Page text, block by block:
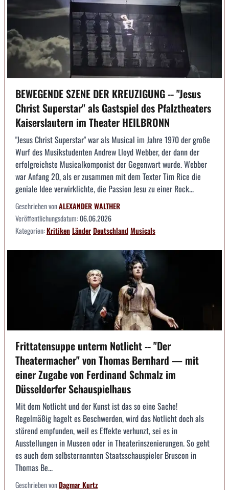
BEWEGENDE SZENE DER KREUZIGUNG -- "Jesus
Christ Superstar" als Gastspiel des Pfalztheaters
Kaiserslautern im Theater HEILBRONN
"Jesus Christ Superstar" war als Musical im Jahre 1970 der große
Wurf des Musikstudenten Andrew Lloyd Webber, der dann der
erfolgreichste Musicalkomponist der Gegenwart wurde. Webber
war Anfang 20, als er zusammen mit dem Texter Tim Rice die
geniale Idee verwirklichte, die Passion Jesu zu einer Rock...
Geschrieben vonALEXANDER WALTHER
Veröffentlichungsdatum:06.06.2026
Kategorien:KritikenLänderDeutschlandMusicals
Frittatensuppe unterm Notlicht -- "Der
Theatermacher" von Thomas Bernhard — mit
einer Zugabe von Ferdinand Schmalz im
Düsseldorfer Schauspielhaus
Mit dem Notlicht und der Kunst ist das so eine Sache!
Regelmäßig hagelt es Beschwerden, wird das Notlicht doch als
störend empfunden, weil es Effekte verhunzt, sei es in
Ausstellungen in Museen oder in Theaterinszenierungen. So geht
es auch dem selbsternannten Staatsschauspieler Bruscon in
Thomas Be...
Geschrieben vonDagmar Kurtz